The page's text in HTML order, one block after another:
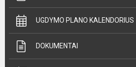
UGDYMO PLANO KALENDORIUS
DOKUMENTAI